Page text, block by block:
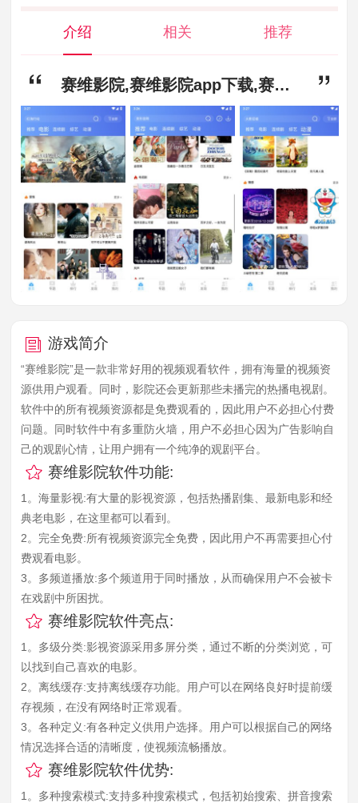
介绍 相关 推荐
赛维影院,赛维影院app下载,赛维影院安卓版下载v6.0.4
游戏简介
“赛维影院”是一款非常好用的视频观看软件，拥有海量的视频资
源供用户观看。同时，影院还会更新那些未播完的热播电视剧。
软件中的所有视频资源都是免费观看的，因此用户不必担心付费
问题。同时软件中有多重防火墙，用户不必担心因为广告影响自
己的观剧心情，让用户拥有一个纯净的观剧平台。
赛维影院软件功能:
1。海量影视:有大量的影视资源，包括热播剧集、最新电影和经
典老电影，在这里都可以看到。
2。完全免费:所有视频资源完全免费，因此用户不再需要担心付
费观看电影。
3。多频道播放:多个频道用于同时播放，从而确保用户不会被卡
在戏剧中所困扰。
赛维影院软件亮点:
1。多级分类:影视资源采用多屏分类，通过不断的分类浏览，可
以找到自己喜欢的电影。
2。离线缓存:支持离线缓存功能。用户可以在网络良好时提前缓
存视频，在没有网络时正常观看。
3。各种定义:有各种定义供用户选择。用户可以根据自己的网络
情况选择合适的清晰度，使视频流畅播放。
赛维影院软件优势:
1。多种搜索模式:支持多种搜索模式，包括初始搜索、拼音搜索